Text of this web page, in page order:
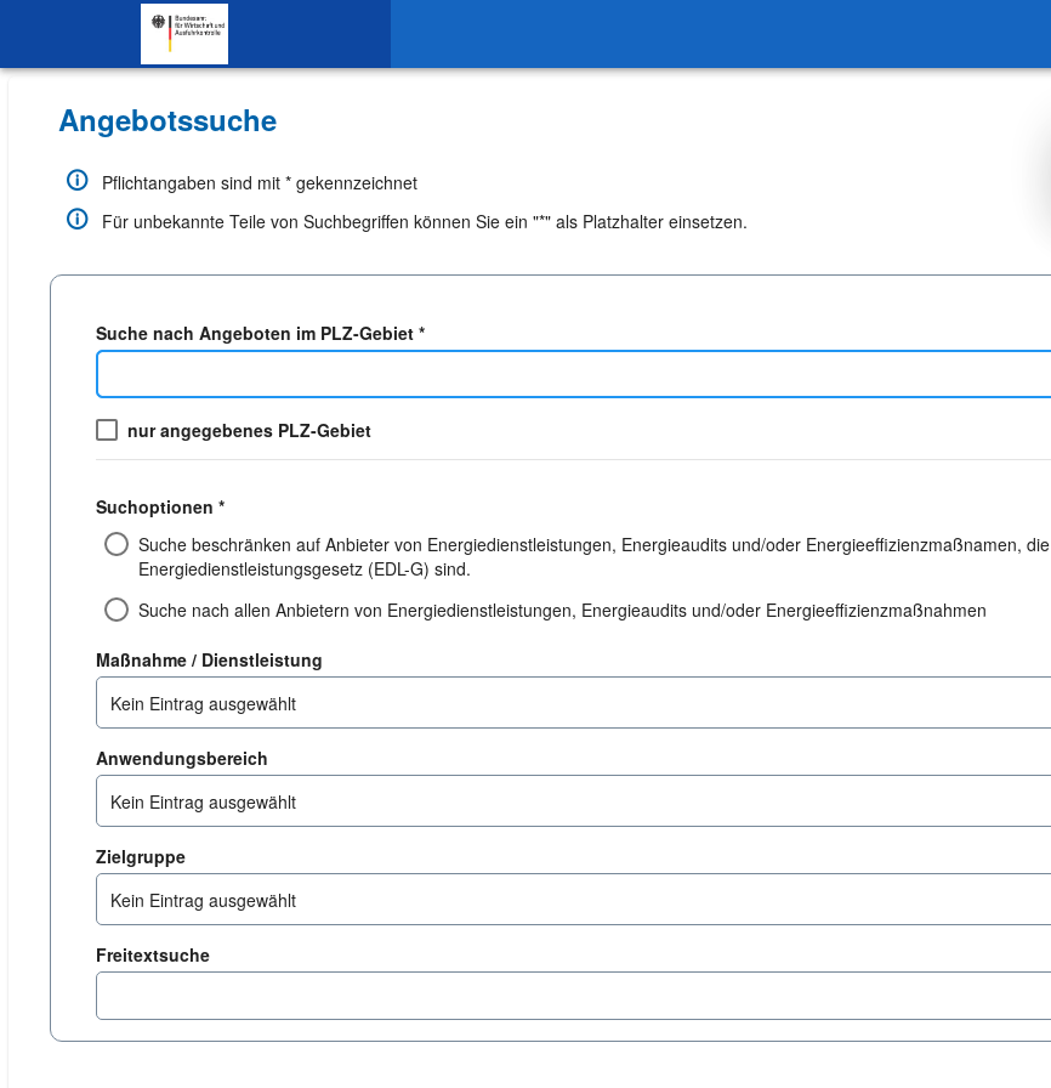
SKIP TO CONTENT.
Angebotssuche
Pflichtangaben sind mit * gekennzeichnet
Für unbekannte Teile von Suchbegriffen können Sie ein "*" als Platzhalter einsetzen.
Suche nach Angeboten im PLZ-Gebiet *
nur angegebenes PLZ-Gebiet
Suchoptionen *
Suche beschränken auf Anbieter von Energiedienstleistungen, Energieaudits und/oder Energieeffizienzmaßnamen, die
Energiedienstleistungsgesetz (EDL-G) sind.
Suche nach allen Anbietern von Energiedienstleistungen, Energieaudits und/oder Energieeffizienzmaßnahmen
Maßnahme / Dienstleistung
Kein Eintrag ausgewählt
Anwendungsbereich
Kein Eintrag ausgewählt
Zielgruppe
Kein Eintrag ausgewählt
Freitextsuche